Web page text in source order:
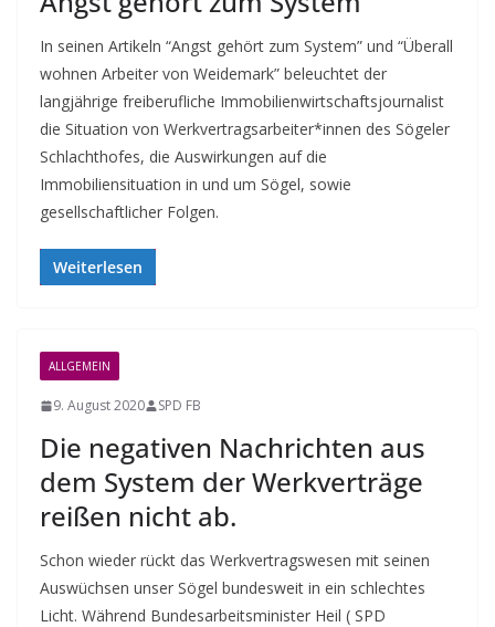
In seinen Artikeln “Angst gehört zum System” und “Überall
wohnen Arbeiter von Weidemark” beleuchtet der
langjährige freiberufliche Immobilienwirtschaftsjournalist
die Situation von Werkvertragsarbeiter*innen des Sögeler
Schlachthofes, die Auswirkungen auf die
Immobiliensituation in und um Sögel, sowie
gesellschaftlicher Folgen.
Weiterlesen
ALLGEMEIN
9. August 2020 SPD FB
Die negativen Nachrichten aus
dem System der Werkverträge
reißen nicht ab.
Schon wieder rückt das Werkvertragswesen mit seinen
Auswüchsen unser Sögel bundesweit in ein schlechtes
Licht. Während Bundesarbeitsminister Heil ( SPD